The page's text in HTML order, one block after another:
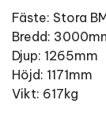
Fäste: Stora
Bredd:
Djup: 1265mm
Höjd: 1171mm
Vikt: 617kg